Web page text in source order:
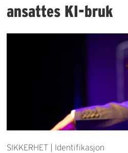
ansattes KI-bruk
SIKKERHET | Identifikasjon